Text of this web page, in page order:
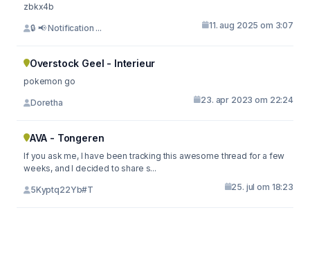
zbkx4b
🔒 📢 Notification ... 11. aug 2025 om 3:07
Overstock Geel - Interieur
pokemon go
Doretha 23. apr 2023 om 22:24
AVA - Tongeren
If you ask me, I have been tracking this awesome thread for a few
weeks, and I decided to share s...
5Kyptq22Yb#T 25. jul om 18:23